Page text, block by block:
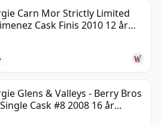
Carn Mor Strictly Limited
Cask Finis 2010 12 år
Glens & Valleys - Berry Bros
Cask #8 2008 16 år